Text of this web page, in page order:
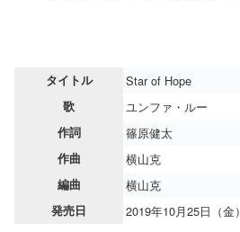
タイトル Star of Hope
歌 ユンファ・ルー
作詞 篠原健太
作曲 横山克
編曲 横山克
発売日 2019年10月25日（金）